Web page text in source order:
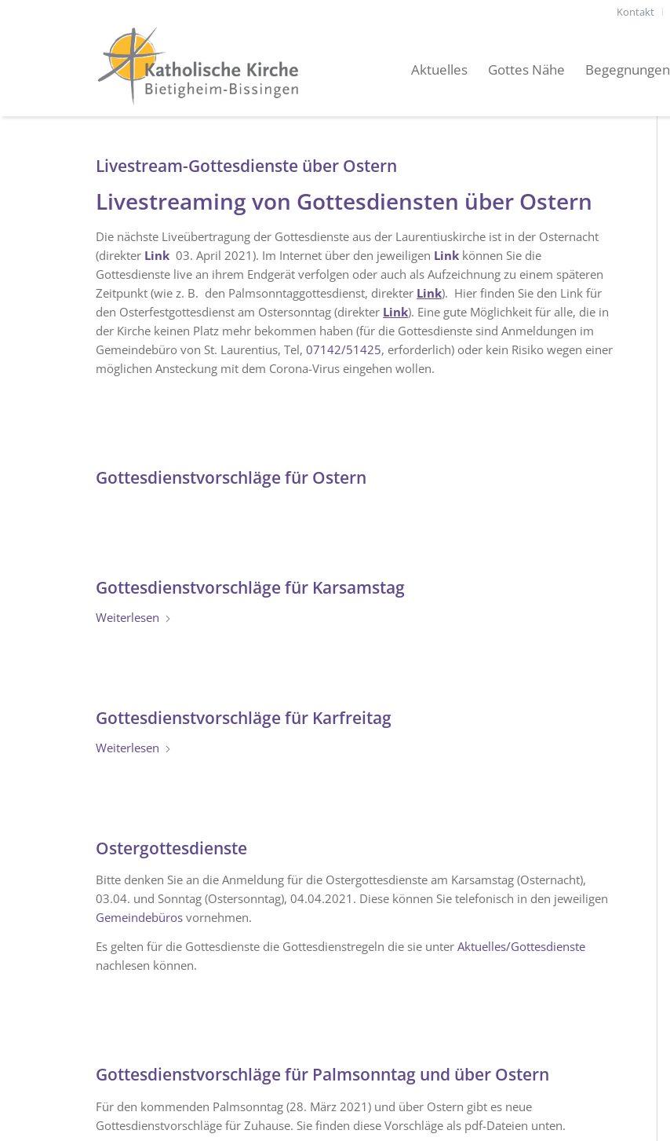
Kontakt
Aktuelles Gottes Nähe Begegnungen
Livestream-Gottesdienste über Ostern
Livestreaming von Gottesdiensten über Ostern
Die nächste Liveübertragung der Gottesdienste aus der Laurentiuskirche ist in der Osternacht
(direkter Link 03. April 2021). Im Internet über den jeweiligen Link können Sie die
Gottesdienste live an ihrem Endgerät verfolgen oder auch als Aufzeichnung zu einem späteren
Zeitpunkt (wie z. B. den Palmsonntaggottesdienst, direkter Link). Hier finden Sie den Link für
den Osterfestgottesdienst am Ostersonntag (direkter Link). Eine gute Möglichkeit für alle, die in
der Kirche keinen Platz mehr bekommen haben (für die Gottesdienste sind Anmeldungen im
Gemeindebüro von St. Laurentius, Tel, 07142/51425, erforderlich) oder kein Risiko wegen einer
möglichen Ansteckung mit dem Corona-Virus eingehen wollen.
Gottesdienstvorschläge für Ostern
Gottesdienstvorschläge für Karsamstag
Weiterlesen
Gottesdienstvorschläge für Karfreitag
Weiterlesen
Ostergottesdienste
Bitte denken Sie an die Anmeldung für die Ostergottesdienste am Karsamstag (Osternacht),
03.04. und Sonntag (Ostersonntag), 04.04.2021. Diese können Sie telefonisch in den jeweiligen
Gemeindebüros vornehmen.
Es gelten für die Gottesdienste die Gottesdienstregeln die sie unter Aktuelles/Gottesdienste
nachlesen können.
Gottesdienstvorschläge für Palmsonntag und über Ostern
Für den kommenden Palmsonntag (28. März 2021) und über Ostern gibt es neue
Gottesdienstvorschläge für Zuhause. Sie finden diese Vorschläge als pdf-Dateien unten.